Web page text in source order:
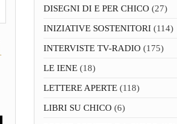
DISEGNI DI E PER CHICO(27)
INIZIATIVE SOSTENITORI(114)
INTERVISTE TV-RADIO(175)
LE IENE(18)
LETTERE APERTE(118)
LIBRI SU CHICO(6)